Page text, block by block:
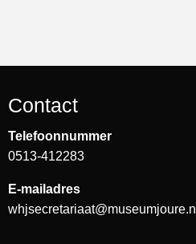
Contact
Telefoonnummer
0513-412283
E-mailadres
whjsecretariaat@museumjoure.nl